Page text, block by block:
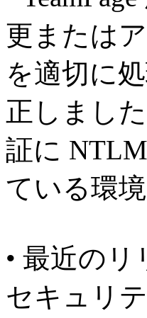
更または
を適切に
正しまし
証に
ている環
• 最近の
セキュリ